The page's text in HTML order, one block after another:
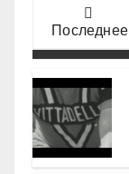
Последнее